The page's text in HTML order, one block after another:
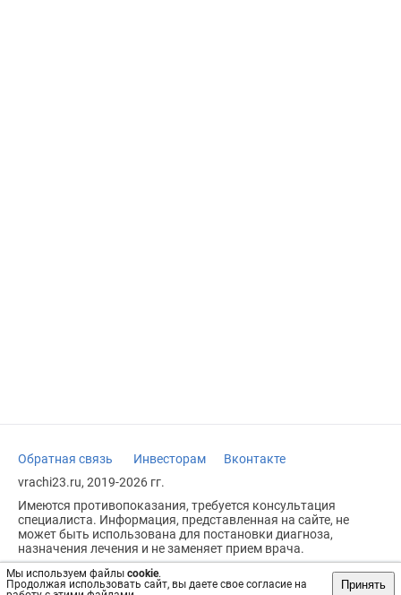
Мы используем файлы cookie.
Продолжая использовать сайт, вы даете свое согласие на
Принять
Обратная связь Инвесторам
Вконтакте
vrachi23.ru, 2019-2026 гг.
Имеются противопоказания, требуется консультация
специалиста. Информация, представленная на сайте, не
может быть использована для постановки диагноза,
назначения лечения и не заменяет прием врача.
Возрастное ограничение: 18+